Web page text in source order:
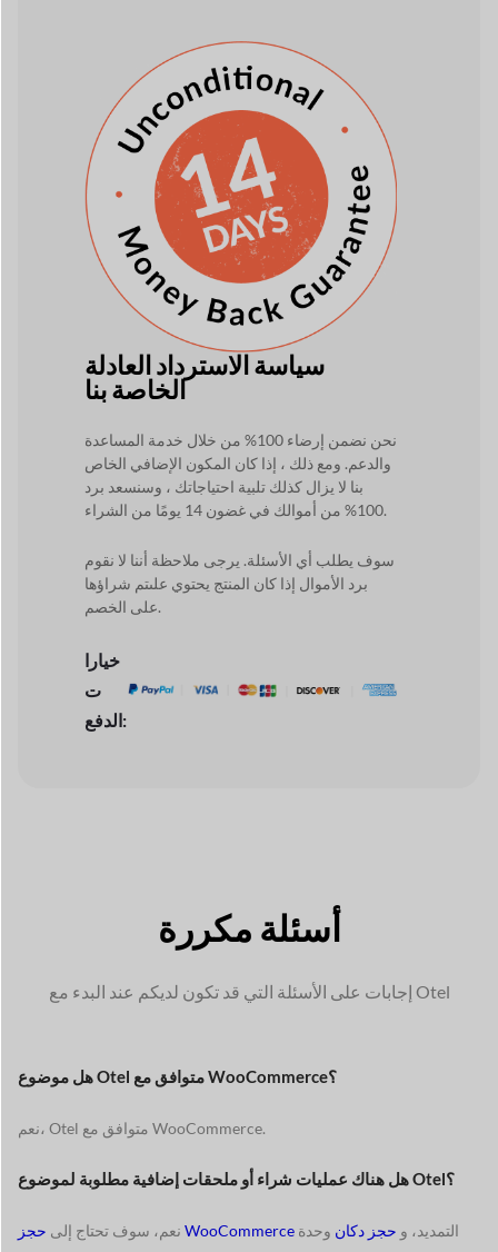
سياسة الاسترداد العادلة
الخاصة بنا
نحن نضمن إرضاء 100% من خلال خدمة المساعدة
والدعم. ومع ذلك ، إذا كان المكون الإضافي الخاص
بنا لا يزال كذلك تلبية احتياجاتك ، وسنسعد برد
100% من أموالك في غضون 14 يومًا من الشراء.
سوف يطلب أي الأسئلة. يرجى ملاحظة أننا لا نقوم
برد الأموال إذا كان المنتج يحتوي علىتم شراؤها
على الخصم.
خيارا
ت
الدفع:
أسئلة مكررة
إجابات على الأسئلة التي قد تكون لديكم عند البدء مع Otel
هل موضوع Otel متوافق مع WooCommerce؟
نعم، Otel متوافق مع WooCommerce.
هل هناك عمليات شراء أو ملحقات إضافية مطلوبة لموضوع Otel؟
نعم، سوف تحتاج إلى حجز WooCommerce التمديد، و حجز دكان وحدة